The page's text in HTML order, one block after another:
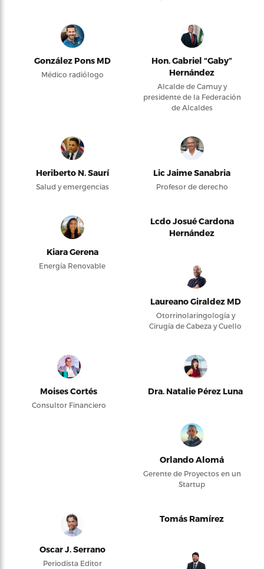
González Pons MD
Médico radiólogo
Hon. Gabriel “Gaby”
Hernández
Alcalde de Camuy y
presidente de la Federación
de Alcaldes
Heriberto N. Saurí
Salud y emergencias
Lic Jaime Sanabria
Profesor de derecho
Kiara Gerena
Energía Renovable
Lcdo Josué Cardona
Hernández
Laureano Giraldez MD
Otorrinolaringología y
Cirugía de Cabeza y Cuello
Moises Cortés
Consultor Financiero
Dra. Natalie Pérez Luna
Orlando Alomá
Gerente de Proyectos en un
Startup
Oscar J. Serrano
Periodista Editor
Tomás Ramírez